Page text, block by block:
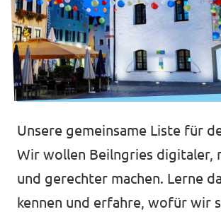
Unsere gemeinsame Liste für
Wir wollen Beilngries digitaler,
und gerechter machen. Lerne
kennen und erfahre, wofür wir